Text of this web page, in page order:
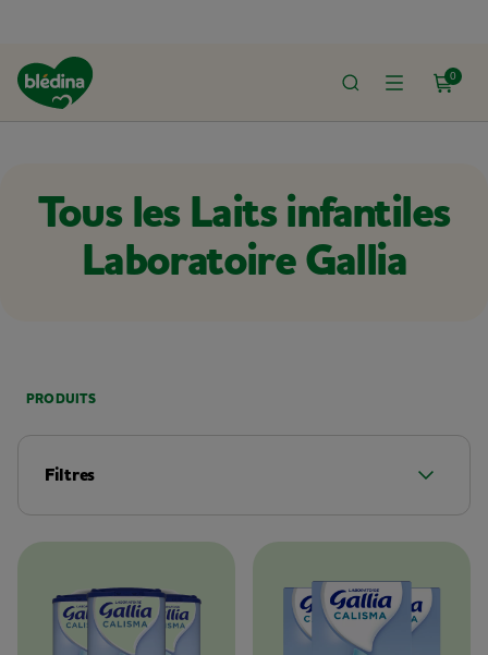
0
ACCUEIL
Tous les Laits infantiles
Laboratoire Gallia
PRODUITS
Filtres